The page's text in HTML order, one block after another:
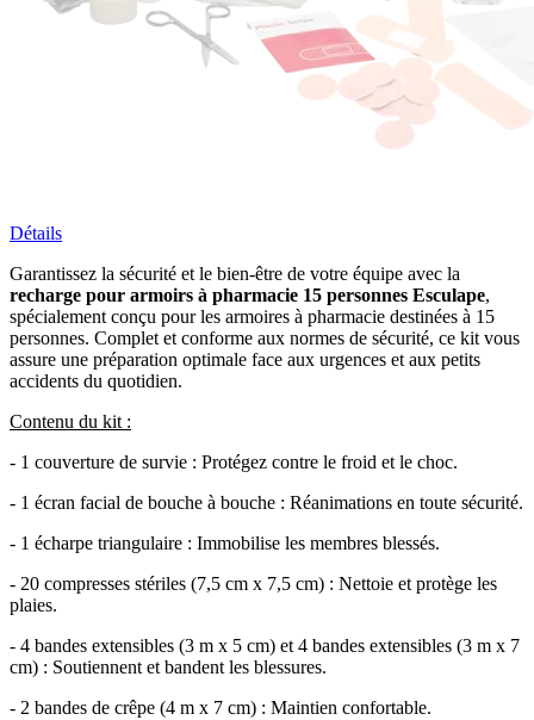
Détails
Garantissez la sécurité et le bien-être de votre équipe avec la
recharge pour armoirs à pharmacie 15 personnes Esculape,
spécialement conçu pour les armoires à pharmacie destinées à 15
personnes. Complet et conforme aux normes de sécurité, ce kit vous
assure une préparation optimale face aux urgences et aux petits
accidents du quotidien.
Contenu du kit :
- 1 couverture de survie : Protégez contre le froid et le choc.
- 1 écran facial de bouche à bouche : Réanimations en toute sécurité.
- 1 écharpe triangulaire : Immobilise les membres blessés.
- 20 compresses stériles (7,5 cm x 7,5 cm) : Nettoie et protège les
plaies.
- 4 bandes extensibles (3 m x 5 cm) et 4 bandes extensibles (3 m x 7
cm) : Soutiennent et bandent les blessures.
- 2 bandes de crêpe (4 m x 7 cm) : Maintien confortable.